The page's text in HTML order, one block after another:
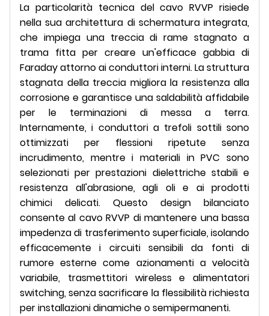
La particolarità tecnica del cavo RVVP risiede
nella sua architettura di schermatura integrata,
che impiega una treccia di rame stagnato a
trama fitta per creare un'efficace gabbia di
Faraday attorno ai conduttori interni. La struttura
stagnata della treccia migliora la resistenza alla
corrosione e garantisce una saldabilità affidabile
per le terminazioni di messa a terra.
Internamente, i conduttori a trefoli sottili sono
ottimizzati per flessioni ripetute senza
incrudimento, mentre i materiali in PVC sono
selezionati per prestazioni dielettriche stabili e
resistenza all'abrasione, agli oli e ai prodotti
chimici delicati. Questo design bilanciato
consente al cavo RVVP di mantenere una bassa
impedenza di trasferimento superficiale, isolando
efficacemente i circuiti sensibili da fonti di
rumore esterne come azionamenti a velocità
variabile, trasmettitori wireless e alimentatori
switching, senza sacrificare la flessibilità richiesta
per installazioni dinamiche o semipermanenti.